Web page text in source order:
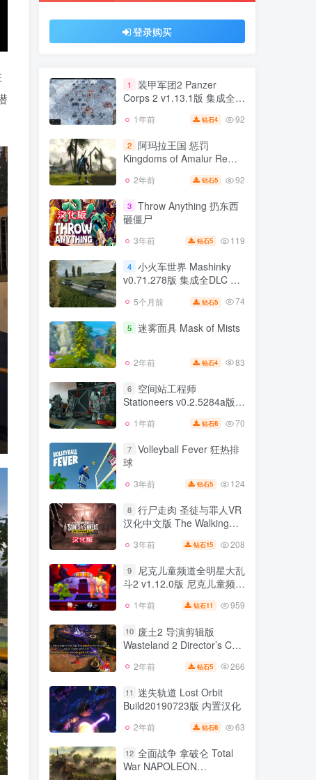
登录购买
1
装甲军团2 Panzer
Corps 2 v1.13.1版 集成全
1年前 钻石4 92
2 阿玛拉王国 惩罚
Kingdoms of Amalur Re
Reckoning v15032重置版
官方中文
2年前 钻石5 92
3 Throw Anything 扔东西
砸僵尸
3年前 钻石5 119
4 小火车世界 Mashinky
v0.71.278版 集成全DLC 官
5个月前 钻石5 74
5 迷雾面具 Mask of Mists
2年前 钻石4 83
6
空间站工程师
Stationeers v0.2.5284a版
1年前 钻石6 70
7 Volleyball Fever 狂热排
球
3年前 钻石5 124
8 行尸走肉 圣徒与罪人VR
汉化中文版 The Walking
Dead Saints Sinners
3年前 钻石15 208
9
尼克儿童频道全明星大乱
斗2 v1.12.0版 尼克儿童频道
全明星大乱斗 Nickelodeon
All-Star Brawl v1.8.0版 集成
1年前 钻石11 959
10 废土2 导演剪辑版
Wasteland 2 Director’s Cut
2年前 钻石5 266
11 迷失轨道 Lost Orbit
Build20190723版 内置汉化
2年前 钻石6 63
12 全面战争 拿破仑 Total
War NAPOLEON
免费 免费
1
装甲军团2 Panzer
Corps 2 v1.13.1版 集成全
DLC 官方中文
1年前 钻石 4
2
阿玛拉王国 惩罚
Reckoning v15032重置版
官方中文
2年前
3
Throw Anything 扔东西
3年前 钻石 5 119
4
小火车世界 Mashinky
v0.71.278版 集成全DLC 官
方中文
5 迷雾面具 Mask of Mists
2年前 钻石4
6
空间站工程师
集成全DLC 官方中文
7
Volleyball Fever 狂热排
3年前 钻石 5 124
8
行尸走肉 圣徒与罪人VR
Dead Saints Sinners
3年前 钻石 15 208
9
尼克儿童频道全明星大乱
全明星大乱斗 Nickelodeon
All-Star Brawl v1.8.0版 集成
全DLC 官方英文
1年前 钻石11 959
10 废土2 导演剪辑版
v2.3.0.5 a版 汉化中文
2年前 钻石5 266
11 迷失轨道 Lost Orbit
2年前